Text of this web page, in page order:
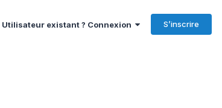
Utilisateur existant ? Connexion S’inscrire